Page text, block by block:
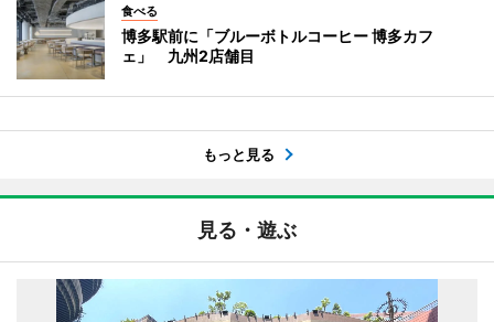
食べる
博多駅前に「ブルーボトルコーヒー 博多カフ
ェ」 九州2店舗目
もっと見る
見る・遊ぶ